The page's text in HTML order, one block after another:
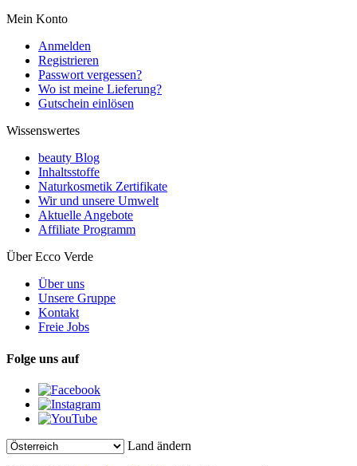
Mein Konto
Anmelden
Registrieren
Passwort vergessen?
Wo ist meine Lieferung?
Gutschein einlösen
Wissenswertes
beauty Blog
Inhaltsstoffe
Naturkosmetik Zertifikate
Wir und unsere Umwelt
Aktuelle Angebote
Affiliate Programm
Über Ecco Verde
Über uns
Unsere Gruppe
Kontakt
Freie Jobs
Folge uns auf
Land ändern